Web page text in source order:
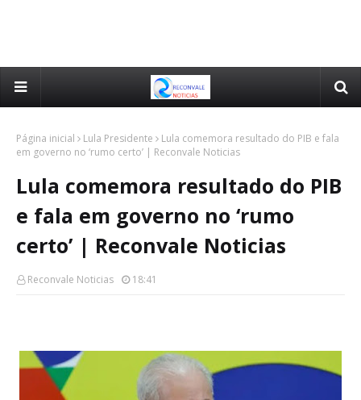
Página inicial Lula Presidente
Lula comemora resultado do PIB e fala
em governo no ‘rumo certo’ | Reconvale Noticias
Lula comemora resultado do PIB
e fala em governo no ‘rumo
certo’ | Reconvale Noticias
Reconvale Noticias 18:41